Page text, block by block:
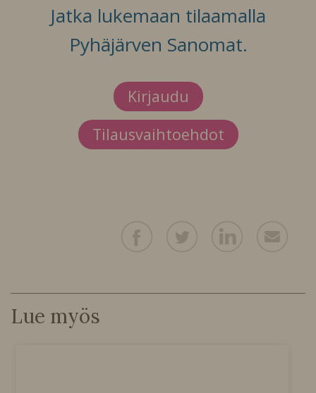
Jatka lukemaan tilaamalla
Pyhäjärven Sanomat.
Kirjaudu
Tilausvaihtoehdot
Lue myös